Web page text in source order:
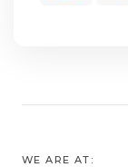
algum
revogada
WE ARE AT: